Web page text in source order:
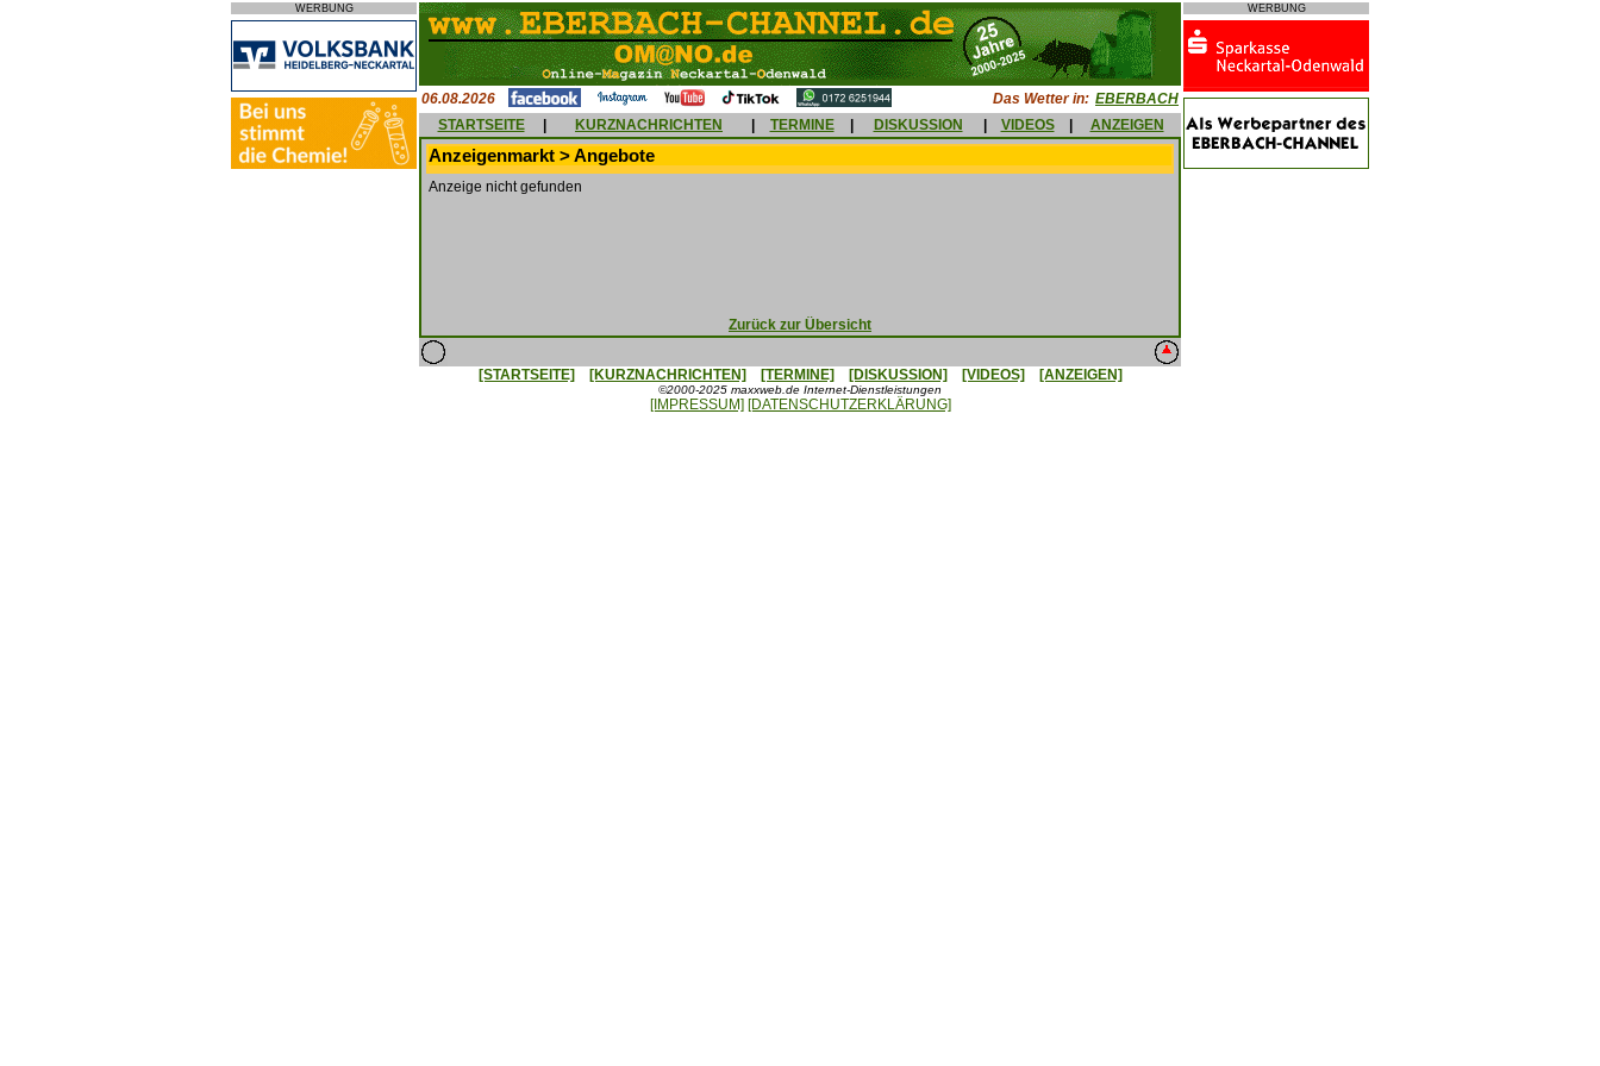
WERBUNG
06.08.2026 Das Wetter in: EBERBACH
STARTSEITE
KURZNACHRICHTEN TERMINE DISKUSSION VIDEOS ANZEIGEN
Anzeigenmarkt > Angebote
Anzeige nicht gefunden
Zurück zur Übersicht
[STARTSEITE] [KURZNACHRICHTEN] [TERMINE] [DISKUSSION] [VIDEOS] [ANZEIGEN]
©2000-2025 maxxweb.de Internet-Dienstleistungen
[IMPRESSUM] [DATENSCHUTZERKLÄRUNG]
WERBUNG